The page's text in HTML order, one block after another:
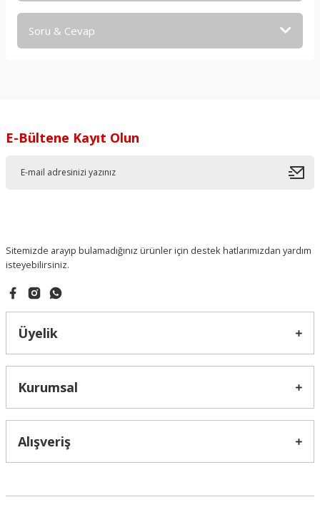
Soru & Cevap
E-Bültene Kayıt Olun
Sitemizde arayıp bulamadığınız ürünler için destek hatlarımızdan yardım
isteyebilirsiniz.
Üyelik
Kurumsal
Alışveriş